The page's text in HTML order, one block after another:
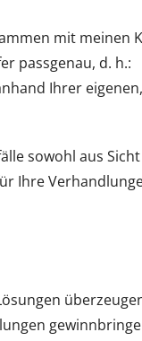
mit meinen
passgenau, d. h.:
Ihrer
sowohl aus
Ihre